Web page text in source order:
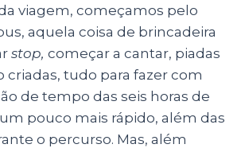
viagem, começamos pelo
aquela coisa de brincadeira
stop, começar a cantar, piadas
criadas, tudo para fazer com
de tempo das seis horas de
pouco mais rápido, além das
o percurso. Mas, além